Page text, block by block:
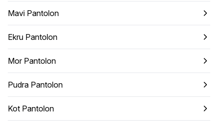
Mavi Pantolon
Ekru Pantolon
Mor Pantolon
Pudra Pantolon
Kot Pantolon